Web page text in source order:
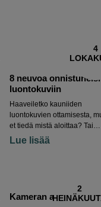
4
8 neuvoa
luontokuviin
Haaveiletko kauniiden
luontokuvien ottamisesta,
et tiedä mistä aloittaa? Tai
haluatko haastaa itsesi
joiden avulla voit ottaa
parempia ja
Lue lisää
2
Kameran asetukset